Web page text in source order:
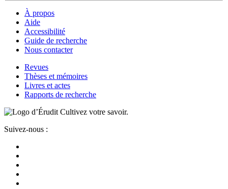
À propos
Aide
Accessibilité
Guide de recherche
Nous contacter
Revues
Thèses et mémoires
Livres et actes
Rapports de recherche
Cultivez votre savoir.
Suivez-nous :